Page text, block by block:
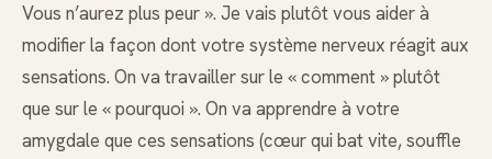
Vous n’aurez plus peur ». Je vais plutôt vous aider à
modifier la façon dont votre système nerveux réagit aux
sensations. On va travailler sur le « comment » plutôt
que sur le « pourquoi ». On va apprendre à votre
amygdale que ces sensations (cœur qui bat vite, souffle